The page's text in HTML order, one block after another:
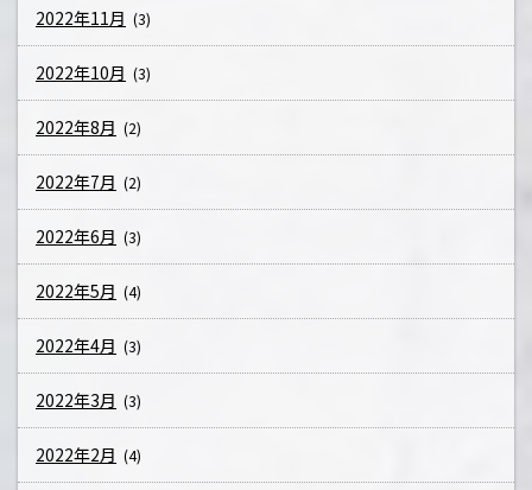
2022年11月 (3)
2022年10月 (3)
2022年8月 (2)
2022年7月 (2)
2022年6月 (3)
2022年5月 (4)
2022年4月 (3)
2022年3月 (3)
2022年2月 (4)